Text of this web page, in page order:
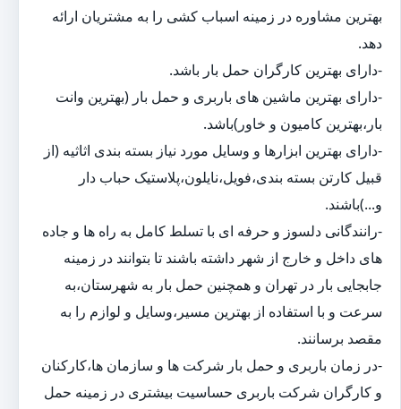
بهترین مشاوره در زمینه اسباب کشی را به مشتریان ارائه
دهد.
-دارای بهترین کارگران حمل بار باشد.
-دارای بهترین ماشین های باربری و حمل بار (بهترین وانت
بار،بهترین کامیون و خاور)باشد.
-دارای بهترین ابزارها و وسایل مورد نیاز بسته بندی اثاثیه (از
قبیل کارتن بسته بندی،فویل،نایلون،پلاستیک حباب دار
و...)باشند.
-رانندگانی دلسوز و حرفه ای با تسلط کامل به راه ها و جاده
های داخل و خارج از شهر داشته باشند تا بتوانند در زمینه
جابجایی بار در تهران و همچنین حمل بار به شهرستان،به
سرعت و با استفاده از بهترین مسیر،وسایل و لوازم را به
مقصد برسانند.
-در زمان باربری و حمل بار شرکت ها و سازمان ها،کارکنان
و کارگران شرکت باربری حساسیت بیشتری در زمینه حمل